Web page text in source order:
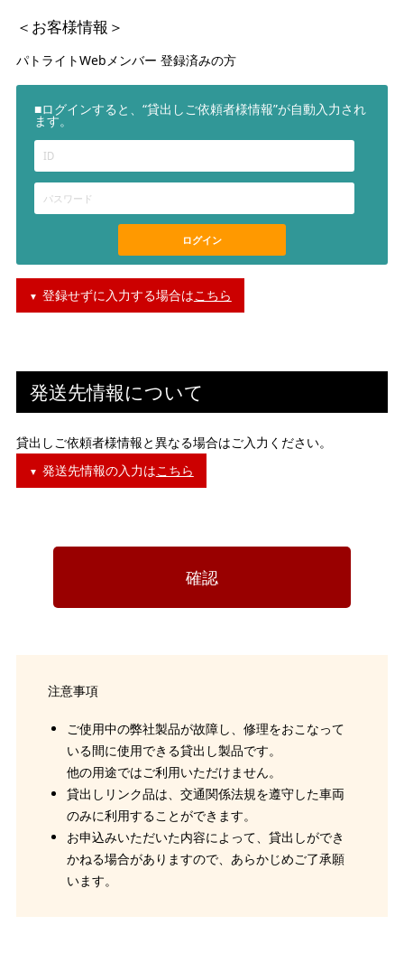
＜お客様情報＞
パトライトWebメンバー 登録済みの方
■ログインすると、“貸出しご依頼者様情報”が自動入力され
ます。
ログイン
登録せずに入力する場合はこちら
発送先情報について
貸出しご依頼者様情報と異なる場合はご入力ください。
発送先情報の入力はこちら
確認
注意事項
ご使用中の弊社製品が故障し、修理をおこなって
いる間に使用できる貸出し製品です。
他の用途ではご利用いただけません。
貸出しリンク品は、交通関係法規を遵守した車両
のみに利用することができます。
お申込みいただいた内容によって、貸出しができ
かねる場合がありますので、あらかじめご了承願
います。